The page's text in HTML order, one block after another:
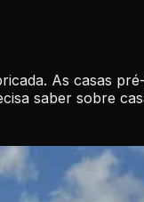
As casas
saber sobre